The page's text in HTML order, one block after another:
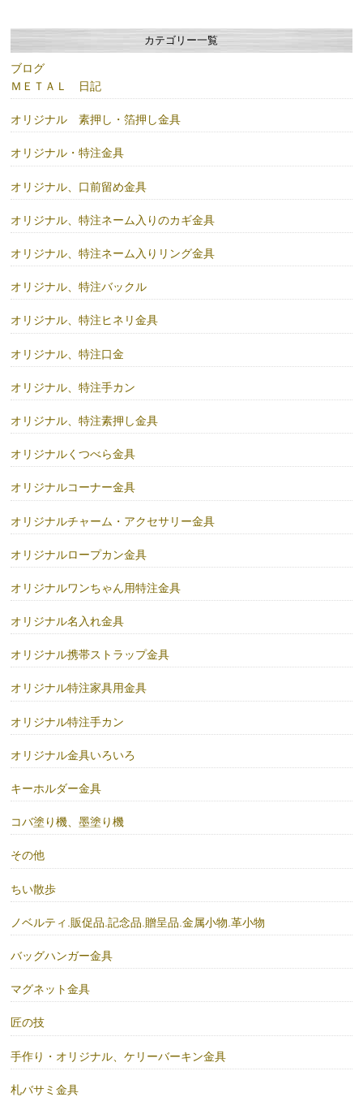
カテゴリー一覧
ブログ
ＭＥＴＡＬ 日記
オリジナル 素押し・箔押し金具
オリジナル・特注金具
オリジナル、口前留め金具
オリジナル、特注ネーム入りのカギ金具
オリジナル、特注ネーム入りリング金具
オリジナル、特注バックル
オリジナル、特注ヒネリ金具
オリジナル、特注口金
オリジナル、特注手カン
オリジナル、特注素押し金具
オリジナルくつべら金具
オリジナルコーナー金具
オリジナルチャーム・アクセサリー金具
オリジナルロープカン金具
オリジナルワンちゃん用特注金具
オリジナル名入れ金具
オリジナル携帯ストラップ金具
オリジナル特注家具用金具
オリジナル特注手カン
オリジナル金具いろいろ
キーホルダー金具
コバ塗り機、墨塗り機
その他
ちい散歩
ノベルティ.販促品.記念品.贈呈品.金属小物.革小物
バッグハンガー金具
マグネット金具
匠の技
手作り・オリジナル、ケリーバーキン金具
札バサミ金具